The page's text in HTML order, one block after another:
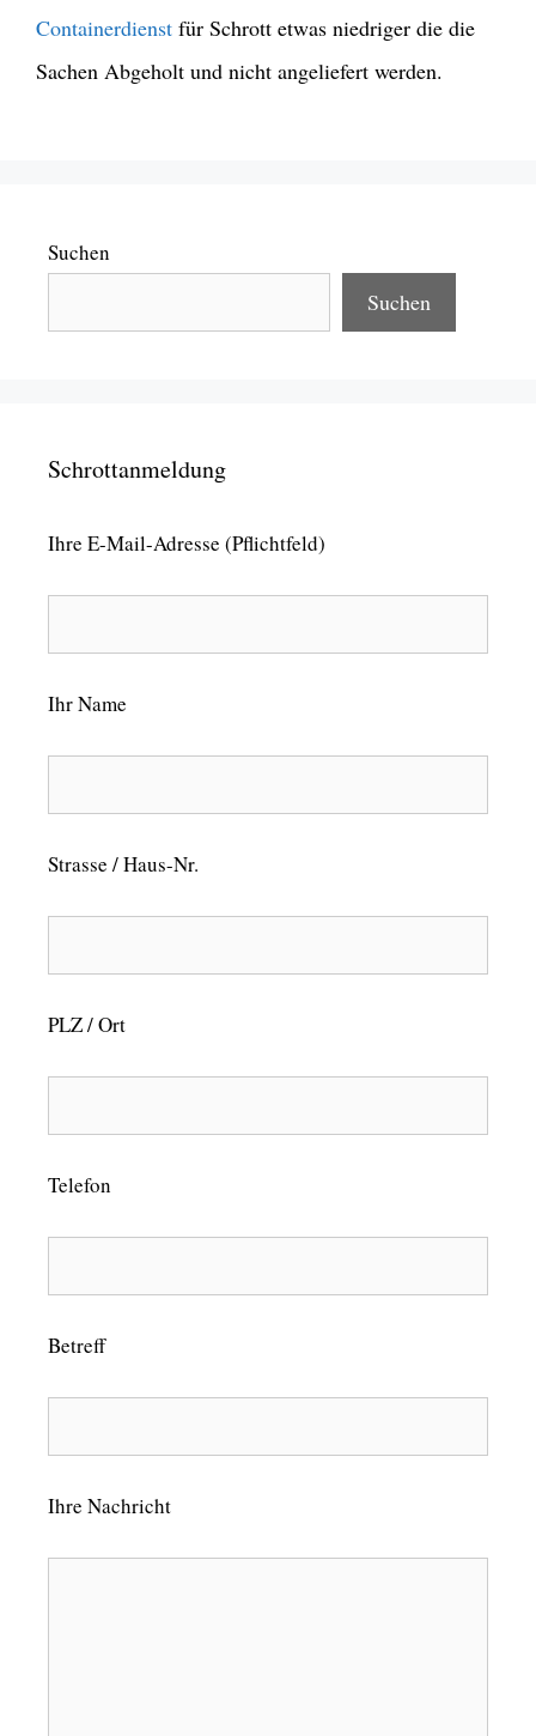
Containerdienst für Schrott etwas niedriger die die
Sachen Abgeholt und nicht angeliefert werden.
Suchen
Suchen
Schrottanmeldung
Ihre E-Mail-Adresse (Pflichtfeld)
Ihr Name
Strasse / Haus-Nr.
PLZ / Ort
Telefon
Betreff
Ihre Nachricht